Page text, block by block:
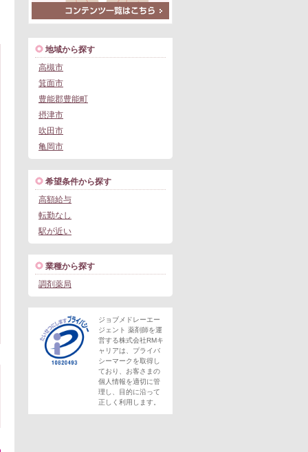
地域から探す
高槻市
箕面市
豊能郡豊能町
摂津市
吹田市
亀岡市
希望条件から探す
高額給与
転勤なし
駅が近い
業種から探す
調剤薬局
ジョブメドレーエー
ジェント 薬剤師を運
営する株式会社RMキ
ャリアは、プライバ
シーマークを取得し
ており、お客さまの
個人情報を適切に管
理し、目的に沿って
正しく利用します。